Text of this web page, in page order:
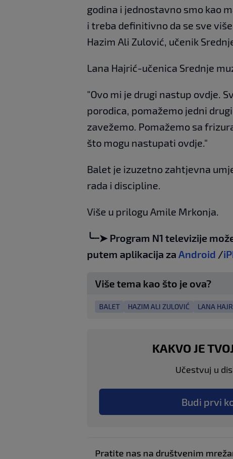
godina i jednostavno smo kao
i treba definitivno da se sve
Hazim Ali Zulović, učenik
Lana Hajrić-učenica Srednje
"Ovo mi je drugi nastup ovdje.
porodica, pomažemo jedni
zavežemo. Pomažemo sa
što mogu nastupati ovdje."
Balet je izuzetno zahtjevna
rada i discipline.
Više u prilogu Amile Mrkonja.
╰┈➤ Program N1 televizije
putem aplikacija za Android /
Više tema kao što je ova?
BALET HAZIM ALI ZULOVIĆ LANA
KAKVO JE
Učestvuj u
Budi prvi
Pratite nas na društvenim